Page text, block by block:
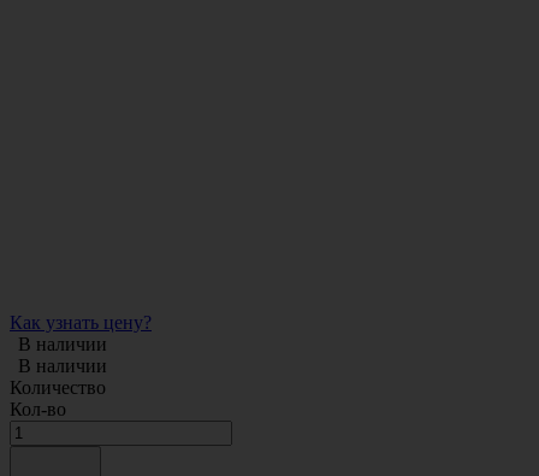
Как узнать цену?
В наличии
В наличии
Количество
Кол-во